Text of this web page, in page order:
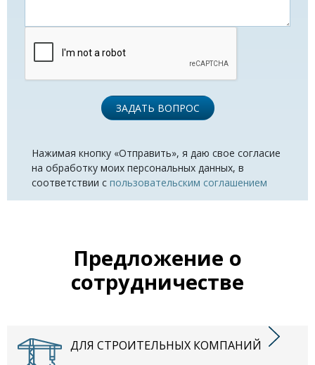
ЗАДАТЬ ВОПРОС
Нажимая кнопку «Отправить», я даю свое согласие
на обработку моих персональных данных, в
соответствии с пользовательским соглашением
Предложение о
сотрудничестве
ДЛЯ СТРОИТЕЛЬНЫХ КОМПАНИЙ